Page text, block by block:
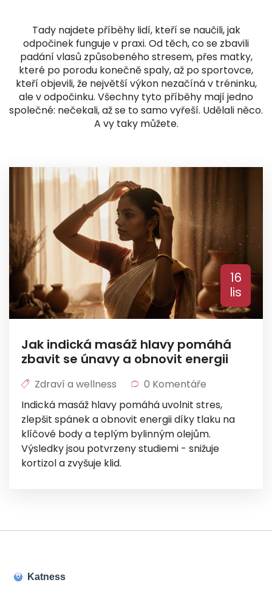
Tady najdete příběhy lidí, kteří se naučili, jak
odpočinek funguje v praxi. Od těch, co se zbavili
padání vlasů způsobeného stresem, přes matky,
které po porodu konečně spaly, až po sportovce,
kteří objevili, že největší výkon nezačíná v tréninku,
ale v odpočinku. Všechny tyto příběhy mají jedno
společné: nečekali, až se to samo vyřeší. Udělali něco.
A vy taky můžete.
16
lis
Jak indická masáž hlavy pomáhá
zbavit se únavy a obnovit energii
Zdraví a wellness
0 Komentáře
Indická masáž hlavy pomáhá uvolnit stres,
zlepšit spánek a obnovit energii díky tlaku na
klíčové body a teplým bylinným olejům.
Výsledky jsou potvrzeny studiemi - snižuje
kortizol a zvyšuje klid.